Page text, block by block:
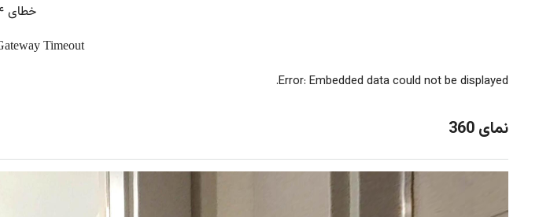
Error: Embedded data could not be displayed.
نمای 360